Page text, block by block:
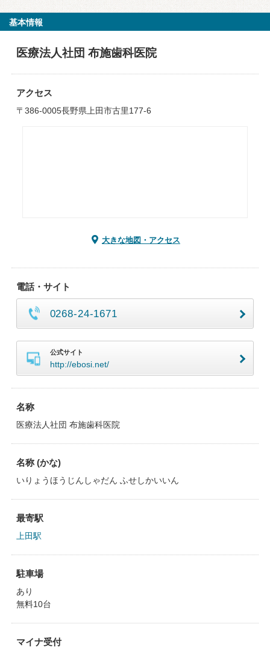
基本情報
医療法人社団 布施歯科医院
アクセス
〒386-0005長野県上田市古里177-6
大きな地図・アクセス
電話・サイト
0268-24-1671
公式サイト
http://ebosi.net/
名称
医療法人社団 布施歯科医院
名称 (かな)
いりょうほうじんしゃだん ふせしかいいん
最寄駅
上田駅
駐車場
あり
無料10台
マイナ受付